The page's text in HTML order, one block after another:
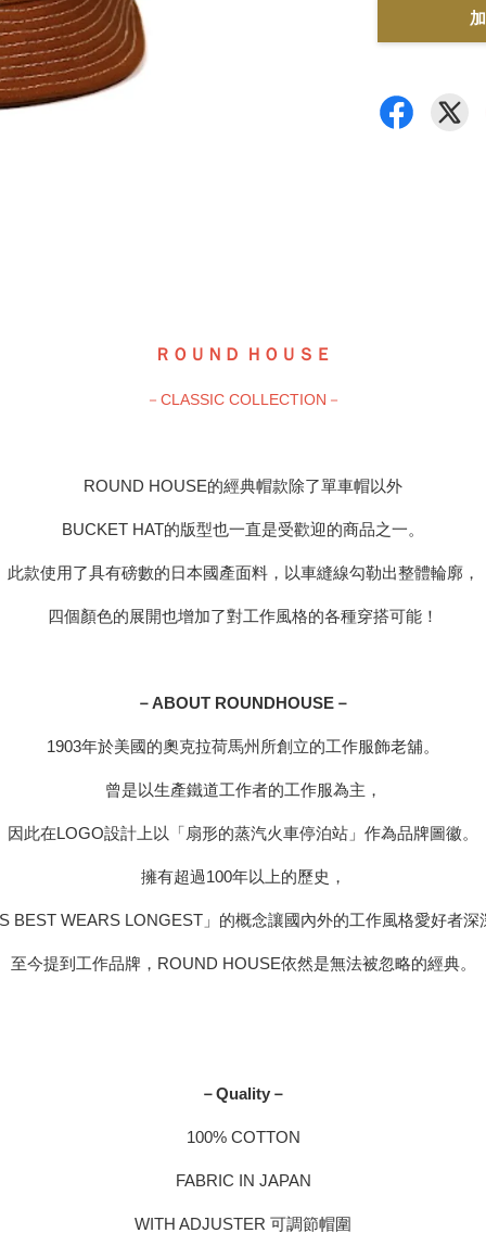
ＲＯＵＮＤ ＨＯＵＳＥ
－CLASSIC COLLECTION－
ROUND HOUSE的經典帽款除了單車帽以外
BUCKET HAT的版型也一直是受歡迎的商品之一。
此款使用了具有磅數的日本國產面料，以車縫線勾勒出整體輪廓，
四個顏色的展開也增加了對工作風格的各種穿搭可能！
－ABOUT ROUNDHOUSE－
1903年於美國的奧克拉荷馬州所創立的工作服飾老舖。
曾是以生產鐵道工作者的工作服為主，
因此在LOGO設計上以「扇形的蒸汽火車停泊站」作為品牌圖徽。
擁有超過100年以上的歷史，
BEST WEARS LONGEST」的概念讓國內外的工作風格愛好者深
至今提到工作品牌，ROUND HOUSE依然是無法被忽略的經典。
－Quality－
100% COTTON
FABRIC IN JAPAN
WITH ADJUSTER 可調節帽圍